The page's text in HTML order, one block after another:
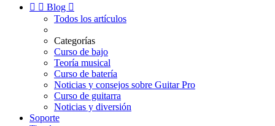
  Blog 
Todos los artículos
Categorías
Curso de bajo
Teoría musical
Curso de batería
Noticias y consejos sobre Guitar Pro
Curso de guitarra
Noticias y diversión
Soporte